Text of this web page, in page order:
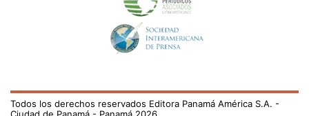
Todos los derechos reservados Editora Panamá América S.A. -